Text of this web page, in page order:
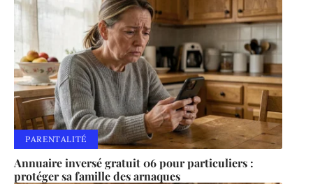
PARENTALITÉ
Annuaire inversé gratuit 06 pour particuliers :
protéger sa famille des arnaques